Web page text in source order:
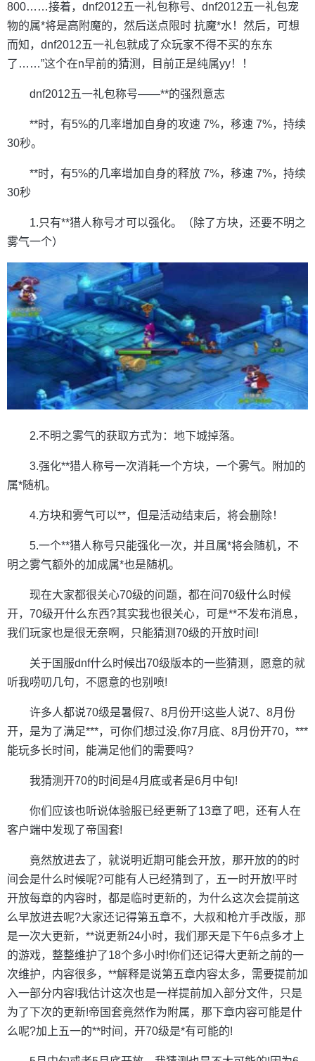
800……接着，dnf2012五一礼包称号、dnf2012五一礼包宠
物的属*将是高附魔的，然后送点限时 抗魔*水！然后，可想
而知，dnf2012五一礼包就成了众玩家不得不买的东东
了……”这个在n早前的猜测，目前正是纯属yy！！
dnf2012五一礼包称号——**的强烈意志
**时，有5%的几率增加自身的攻速 7%，移速 7%，持续
30秒。
**时，有5%的几率增加自身的释放 7%，移速 7%，持续
30秒
1.只有**猎人称号才可以强化。（除了方块，还要不明之
雾气一个）
2.不明之雾气的获取方式为：地下城掉落。
3.强化**猎人称号一次消耗一个方块，一个雾气。附加的
属*随机。
4.方块和雾气可以**，但是活动结束后，将会删除！
5.一个**猎人称号只能强化一次，并且属*将会随机，不
明之雾气额外的加成属*也是随机。
现在大家都很关心70级的问题，都在问70级什么时候
开，70级开什么东西?其实我也很关心，可是**不发布消息，
我们玩家也是很无奈啊，只能猜测70级的开放时间!
关于国服dnf什么时候出70级版本的一些猜测，愿意的就
听我唠叨几句，不愿意的也别喷!
许多人都说70级是暑假7、8月份开!这些人说7、8月份
开，是为了满足***，可你们想过没,你7月底、8月份开70，***
能玩多长时间，能满足他们的需要吗?
我猜测开70的时间是4月底或者是6月中旬!
你们应该也听说体验服已经更新了13章了吧，还有人在
客户端中发现了帝国套!
竟然放进去了，就说明近期可能会开放，那开放的的时
间会是什么时候呢?可能有人已经猜到了，五一时开放!平时
开放每章的内容时，都是临时更新的，为什么这次会提前这
么早放进去呢?大家还记得第五章不，大叔和枪亣手改版，那
是一次大更新，**说更新24小时，我们那天是下午6点多才上
的游戏，整整维护了18个多小时!你们还记得大更新之前的一
次维护，内容很多，**解释是说第五章内容太多，需要提前加
入一部分内容!我估计这次也是一样提前加入部分文件，只是
为了下次的更新!帝国套竟然作为附属，那下章内容可能是什
么呢?加上五一的**时间，开70级是*有可能的!